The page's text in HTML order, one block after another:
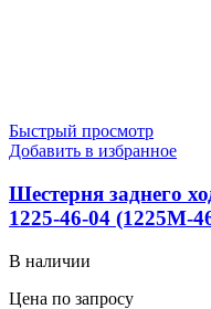
Быстрый просмотр
Добавить в избранное
Шестерня заднего
1225-46-04 (1225М-
В наличии
Цена по запросу